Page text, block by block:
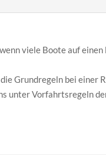
viele Boote auf
Grundregeln bei
unter Vorfahrtsregeln